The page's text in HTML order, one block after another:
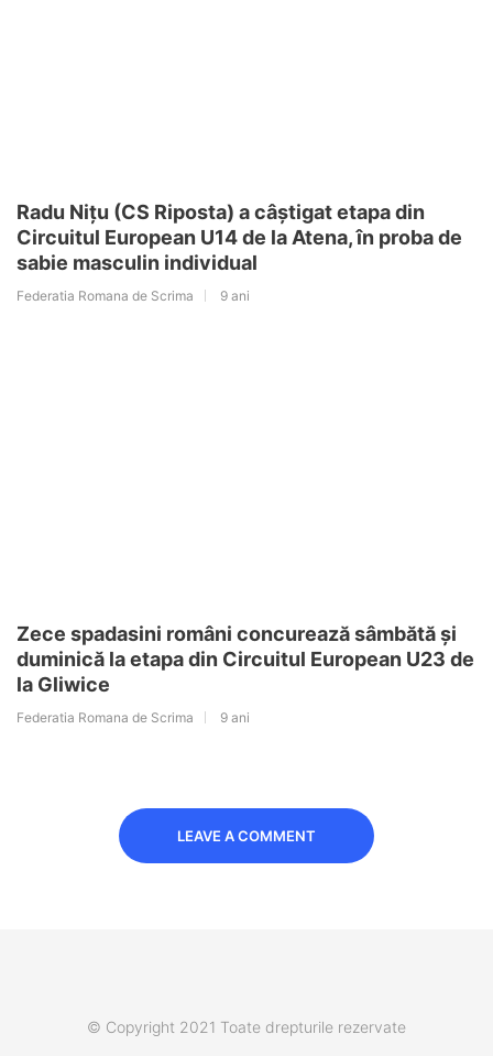
Radu Nițu (CS Riposta) a câștigat etapa din
Circuitul European U14 de la Atena, în proba de
sabie masculin individual
Federatia Romana de Scrima 9 ani
Zece spadasini români concurează sâmbătă și
duminică la etapa din Circuitul European U23 de
la Gliwice
Federatia Romana de Scrima 9 ani
LEAVE A COMMENT
© Copyright 2021 Toate drepturile rezervate